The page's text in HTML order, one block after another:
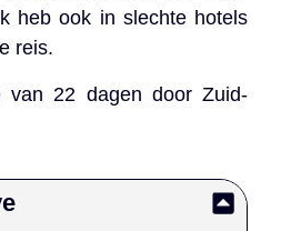
heb ook in slechte hotels
reis.
van 22 dagen door Zuid-